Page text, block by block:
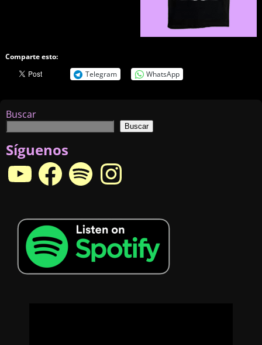
Comparte esto:
Telegram
WhatsApp
Buscar
Buscar
Síguenos